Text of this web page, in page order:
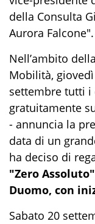
della Consulta
Aurora Falcone".
Nell’ambito
Mobilità,
settembre tutti
gratuitamente
- annuncia la
data di un
ha deciso di
"Zero
Duomo, con
Sabato 20